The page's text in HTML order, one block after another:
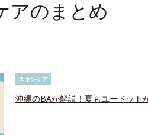
アのまとめ
スキンケア
沖縄のBAが解説！夏もユードット